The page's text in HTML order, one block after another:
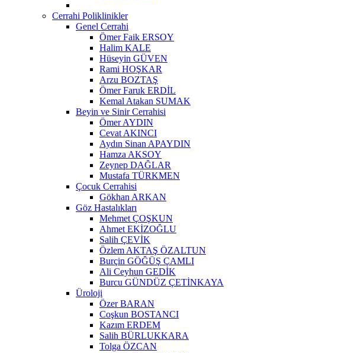
Cerrahi Poliklinikler
Genel Cerrahi
Ömer Faik ERSOY
Halim KALE
Hüseyin GÜVEN
Rami HOŞKAR
Arzu BOZTAŞ
Ömer Faruk ERDİL
Kemal Atakan SUMAK
Beyin ve Sinir Cerrahisi
Ömer AYDIN
Cevat AKINCI
Aydın Sinan APAYDIN
Hamza AKSOY
Zeynep DAĞLAR
Mustafa TÜRKMEN
Çocuk Cerrahisi
Gökhan ARKAN
Göz Hastalıkları
Mehmet ÇOŞKUN
Ahmet EKİZOĞLU
Salih ÇEVİK
Özlem AKTAŞ ÖZALTUN
Burçin GÖĞÜŞ ÇAMLI
Ali Ceyhun GEDİK
Burcu GÜNDÜZ ÇETİNKAYA
Üroloji
Özer BARAN
Coşkun BOSTANCI
Kazım ERDEM
Salih BÜRLUKKARA
Tolga ÖZCAN